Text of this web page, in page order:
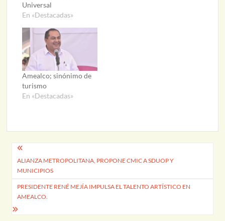
Universal
En «Destacadas»
Amealco; sinónimo de
turismo
En «Destacadas»
Navegación
de
entradas
ALIANZA METROPOLITANA, PROPONE CMIC A SDUOP Y
MUNICIPIOS
PRESIDENTE RENÉ MEJÍA IMPULSA EL TALENTO ARTÍSTICO EN
AMEALCO.